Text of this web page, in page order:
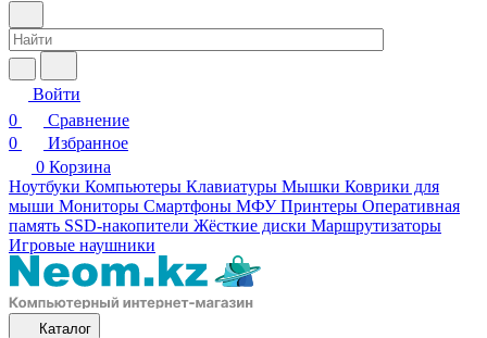
Войти
0
Сравнение
0
Избранное
0 Корзина
Ноутбуки Компьютеры Клавиатуры Мышки Коврики для
мыши Мониторы Смартфоны МФУ Принтеры Оперативная
память SSD-накопители Жёсткие диски Маршрутизаторы
Игровые наушники
Каталог